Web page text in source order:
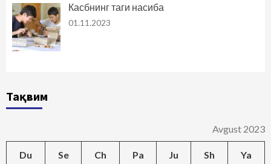
Касбнинг таги насиба
01.11.2023
Тақвим
Avgust 2023
Du Se Ch Pa Ju Sh Ya